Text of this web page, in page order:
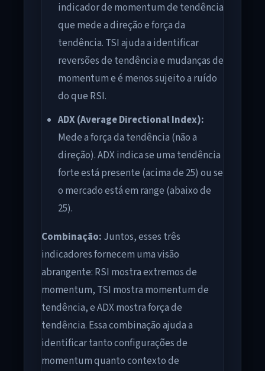
indicador de momentum de tendência
que mede a direção e força da
tendência. TSI ajuda a identificar
reversões de tendência e mudanças de
momentum e é menos sujeito a ruído
do que RSI.
ADX (Average Directional Index):
Mede a força da tendência (não a
direção). ADX indica se uma tendência
forte está presente (acima de 25) ou se
o mercado está em range (abaixo de
25).
Combinação: Juntos, esses três
indicadores fornecem uma visão
abrangente: RSI mostra extremos de
momentum, TSI mostra momentum de
tendência, e ADX mostra força de
tendência. Essa combinação ajuda a
identificar tanto configurações de
momentum quanto contexto de